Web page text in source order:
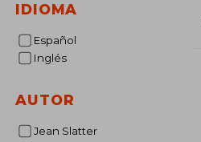
IDIOMA
Español
Inglés
AUTOR
Jean Slatter